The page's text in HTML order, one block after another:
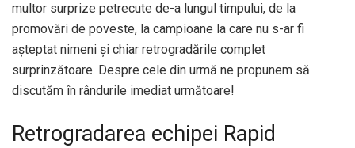
multor surprize petrecute de-a lungul timpului, de la
promovări de poveste, la campioane la care nu s-ar fi
așteptat nimeni și chiar retrogradările complet
surprinzătoare. Despre cele din urmă ne propunem să
discutăm în rândurile imediat următoare!
Retrogradarea echipei Rapid